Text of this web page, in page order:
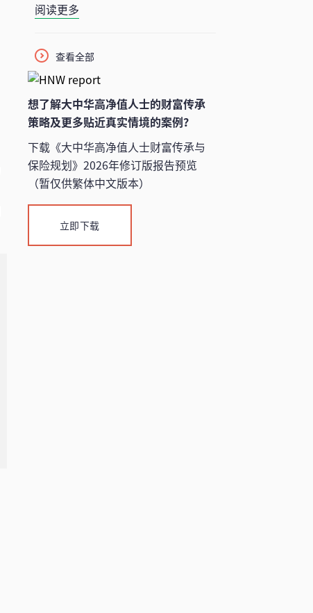
题干扰，了解更多财富传承产品的好
阅读更多
查看全部
想了解大中华高净值人士的财富传承
策略及更多贴近真实情境的案例？
下载《大中华高净值人士财富传承与
保险规划》2026年修订版报告预览
（暂仅供繁体中文版本）
立即下载